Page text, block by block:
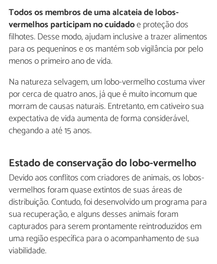
Todos os membros de uma alcateia de lobos-
vermelhos participam no cuidadoe proteção dos
filhotes. Desse modo, ajudam inclusive a trazer alimentos
para os pequeninos e os mantém sob vigilância por pelo
menos o primeiro ano de vida.
Na natureza selvagem, um lobo-vermelho costuma viver
por cerca de quatro anos, já que é muito incomum que
morram de causas naturais. Entretanto, em cativeiro sua
expectativa de vida aumenta de forma considerável,
chegando a até 15 anos.
Estado de conservação do lobo-vermelho
Devido aos conflitos com criadores de animais, os lobos-
vermelhos foram quase extintos de suas áreas de
distribuição. Contudo, foi desenvolvido um programa para
sua recuperação, e alguns desses animais foram
capturados para serem prontamente reintroduzidos em
uma região específica para o acompanhamento de sua
viabilidade.